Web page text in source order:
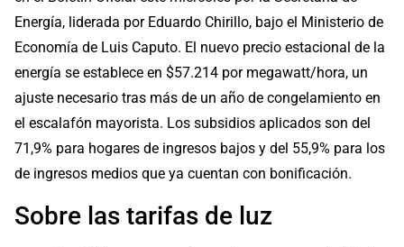
Energía, liderada por Eduardo Chirillo, bajo el Ministerio de
Economía de Luis Caputo. El nuevo precio estacional de la
energía se establece en $57.214 por megawatt/hora, un
ajuste necesario tras más de un año de congelamiento en
el escalafón mayorista. Los subsidios aplicados son del
71,9% para hogares de ingresos bajos y del 55,9% para los
de ingresos medios que ya cuentan con bonificación.
Sobre las tarifas de luz